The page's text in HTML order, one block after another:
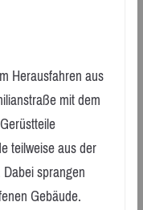
Herausfahren aus
mit dem
teilweise aus der
sprangen
Gebäude.